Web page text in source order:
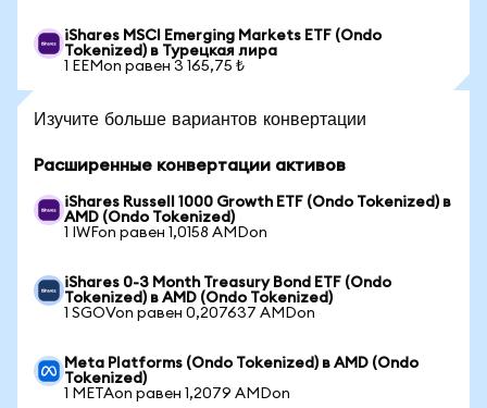
iShares MSCI Emerging Markets ETF (Ondo
Tokenized) в Турецкая лира
1 EEMon равен 3 165,75 ₺
Изучите больше вариантов конвертации
Расширенные конвертации активов
iShares Russell 1000 Growth ETF (Ondo Tokenized) в
AMD (Ondo Tokenized)
1 IWFon равен 1,0158 AMDon
iShares 0-3 Month Treasury Bond ETF (Ondo
Tokenized) в AMD (Ondo Tokenized)
1 SGOVon равен 0,207637 AMDon
Meta Platforms (Ondo Tokenized) в AMD (Ondo
Tokenized)
1 METAon равен 1,2079 AMDon